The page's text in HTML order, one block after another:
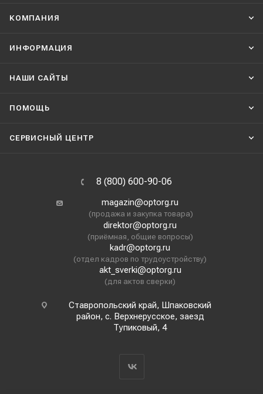
КОМПАНИЯ
ИНФОРМАЦИЯ
НАШИ CАЙТЫ
ПОМОЩЬ
СЕРВИСНЫЙ ЦЕНТР
8 (800) 600-90-06
magazin@optorg.ru
(продажа и закупка товара)
direktor@optorg.ru
(приёмная, общие вопросы)
kadr@optorg.ru
(отдел кадров по трудоустройству)
akt_sverki@optorg.ru
(для актов сверки)
Ставропольский край, Шпаковский
район, с. Верхнерусское, заезд
Тупиковый, 4